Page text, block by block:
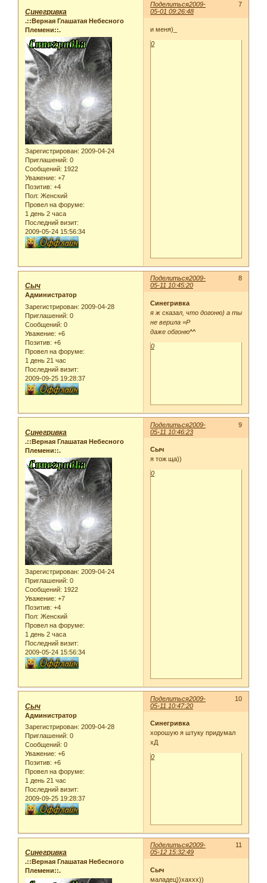
Поделиться 7
2009-
05-01 09:26:48
Синегривка
.::Верная Глашатая Небесного
Племени::.
Зарегистрирован: 2009-04-24
Приглашений: 0
Сообщений: 1922
Уважение: +7
Позитив: +4
Пол: Женский
Провел на форуме:
1 день 2 часа
Последний визит:
2009-05-24 15:56:34
и меня)_
0
Поделиться 8
2009-
05-11 10:45:20
Сыч
Администратор
Зарегистрирован: 2009-04-28
Приглашений: 0
Сообщений: 0
Уважение: +6
Позитив: +6
Провел на форуме:
1 день 21 час
Последний визит:
2009-09-25 19:28:37
Синегривка
я ж сказал, что догоню) а ты
не верила =Р
даже обгоню^^
0
Поделиться 9
2009-
05-11 10:46:23
Синегривка
.::Верная Глашатая Небесного
Племени::.
Зарегистрирован: 2009-04-24
Приглашений: 0
Сообщений: 1922
Уважение: +7
Позитив: +4
Пол: Женский
Провел на форуме:
1 день 2 часа
Последний визит:
2009-05-24 15:56:34
Сыч
я тож ща))
0
Поделиться 10
2009-
05-11 10:47:20
Сыч
Администратор
Зарегистрирован: 2009-04-28
Приглашений: 0
Сообщений: 0
Уважение: +6
Позитив: +6
Провел на форуме:
1 день 21 час
Последний визит:
2009-09-25 19:28:37
Синегривка
хорошую я штуку придумал
хД
0
Поделиться 11
2009-
05-12 15:32:49
Синегривка
.::Верная Глашатая Небесного
Племени::.
Сыч
маладец))хаххх))